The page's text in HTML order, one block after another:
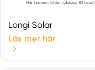
Longi Solar
Läs mer här